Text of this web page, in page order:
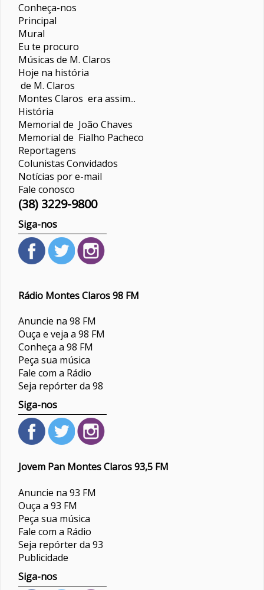
Conheça-nos
Principal
Mural
Eu te procuro
Músicas de M. Claros
Hoje na história
de M. Claros
Montes Claros era assim...
História
Memorial de João Chaves
Memorial de Fialho Pacheco
Reportagens
ColunistasConvidados
Notícias por e-mail
Fale conosco
(38) 3229-9800
Siga-nos
Rádio Montes Claros 98 FM
Anuncie na 98 FM
Ouça e veja a 98 FM
Conheça a 98 FM
Peça sua música
Fale com a Rádio
Seja repórter da 98
Siga-nos
Jovem Pan Montes Claros 93,5 FM
Anuncie na 93 FM
Ouça a 93 FM
Peça sua música
Fale com a Rádio
Seja repórter da 93
Publicidade
Siga-nos